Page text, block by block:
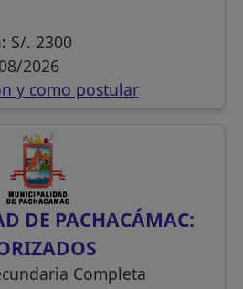
S/. 2300
2026
y como postular
DE PACHACÁMAC:
Completa